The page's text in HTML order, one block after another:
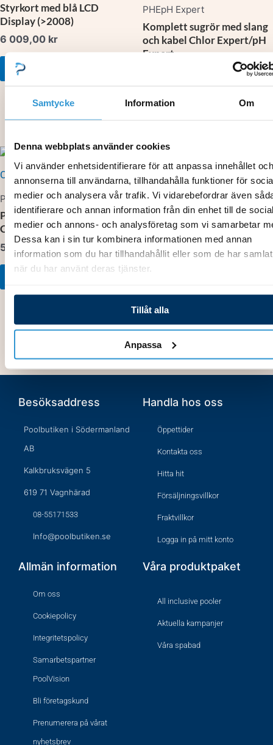
Samtycke Information Om
Denna webbplats använder cookies
Vi använder enhetsidentifierare för att anpassa innehållet och
annonserna till användarna, tillhandahålla funktioner för
medier och analysera vår trafik. Vi vidarebefordrar även
identifierare och annan information från din enhet till de
medier och annons- och analysföretag som vi samarbetar
Dessa kan i sin tur kombinera informationen med annan
information som du har tillhandahållit eller som de har
när du har använt deras tjänster.
Tillåt alla
Anpassa
Styrkort med blå LCD
Display (>2008)
6 009,00 kr
Lägg till i varukorg
PHE­pH Expert
Komplett sugrör med slang
och kabel Chlor Expert/pH
Expert
Lägg till i varukorg
PHE­pH Expert
Peristaltiskt pumphjul
Chlor Expert/pH Expert
512,00
pH Link
POD-kit
Lägg till i varukorg
Besöksaddress
Poolbutiken i Södermanland
AB
Kalkbruksvägen 5
619 71 Vagnhärad
08-55171533
Info@poolbutiken.se
Handla hos oss
Öppettider
Kontakta oss
Hitta hit
Försäljningsvillkor
Fraktvillkor
Logga in på mitt konto
Allmän information
Om oss
Cookiepolicy
Integritetspolicy
Samarbetspartner
PoolVision
Bli företagskund
Prenumerera på vårat
nyhetsbrev
Våra produktpaket
All inclusive pooler
Aktuella kampanjer
Våra spabad